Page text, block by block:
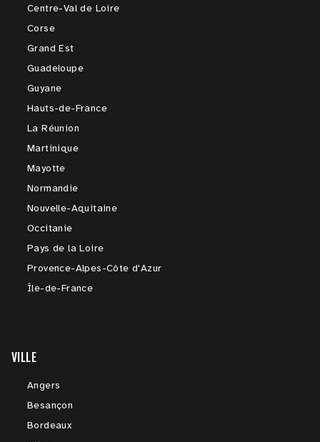
Centre-Val de Loire
Corse
Grand Est
Guadeloupe
Guyane
Hauts-de-France
La Réunion
Martinique
Mayotte
Normandie
Nouvelle-Aquitaine
Occitanie
Pays de la Loire
Provence-Alpes-Côte d'Azur
Île-de-France
VILLE
Angers
Besançon
Bordeaux